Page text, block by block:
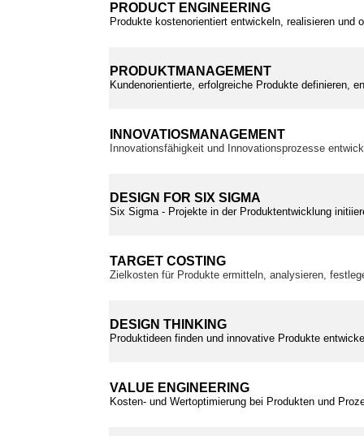
PRODUCT ENGINEERING
Produkte kostenorientiert entwickeln, realisieren und
PRODUKTMANAGEMENT
Kundenorientierte, erfolgreiche Produkte definieren,
INNOVATIOSMANAGEMENT
Innovationsfähigkeit und Innovationsprozesse
DESIGN FOR SIX SIGMA
Six Sigma - Projekte in der Produktentwicklung
TARGET COSTING
Zielkosten für Produkte ermitteln, analysieren,
DESIGN THINKING
Produktideen finden und innovative Produkte
VALUE ENGINEERING
Kosten- und Wertoptimierung bei Produkten und